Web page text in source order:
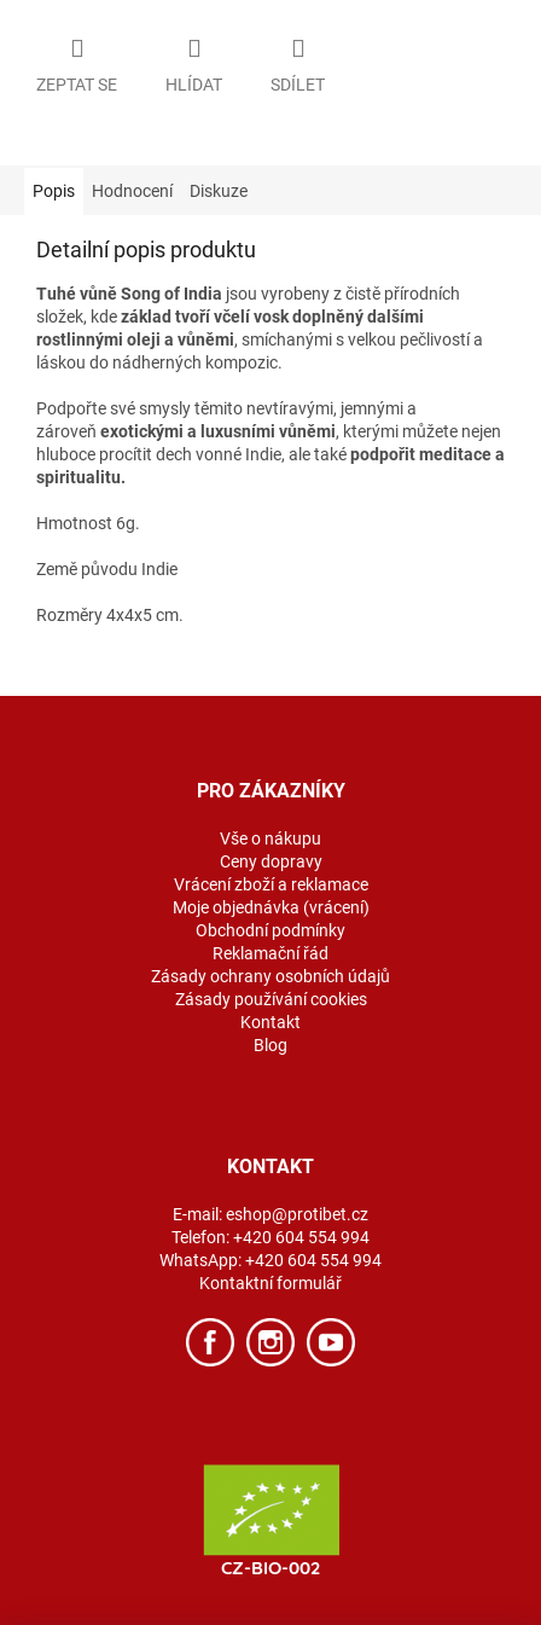
ZEPTAT SE HLÍDAT SDÍLET
Popis Hodnocení Diskuze
Detailní popis produktu
Tuhé vůně Song of India jsou vyrobeny z čistě přírodních
složek, kdezáklad tvoří včelí vosk doplněný dalšími
rostlinnými oleji a vůněmi, smíchanými s velkou pečlivostí a
láskou do nádherných kompozic.
Podpořte své smysly těmito nevtíravými, jemnými a
zároveň exotickými a luxusními vůněmi, kterými můžete nejen
hluboce procítit dech vonné Indie, ale taképodpořit meditace a
spiritualitu.
Hmotnost 6g.
Země původu Indie
Rozměry 4x4x5 cm.
PRO ZÁKAZNÍKY
Vše o nákupu
Ceny dopravy
Vrácení zboží a reklamace
Moje objednávka (vrácení)
Obchodní podmínky
Reklamační řád
Zásady ochrany osobních údajů
Zásady používání cookies
Kontakt
Blog
KONTAKT
E-mail:eshop@protibet.cz
Telefon:+420 604 554 994
WhatsApp:+420 604 554 994
Kontaktní formulář